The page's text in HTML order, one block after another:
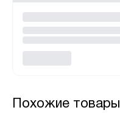
Похожие товары